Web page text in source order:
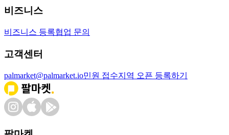
비즈니스
비즈니스 등록협업 문의
고객센터
palmarket@palmarket.io민원 접수지역 오픈 등록하기